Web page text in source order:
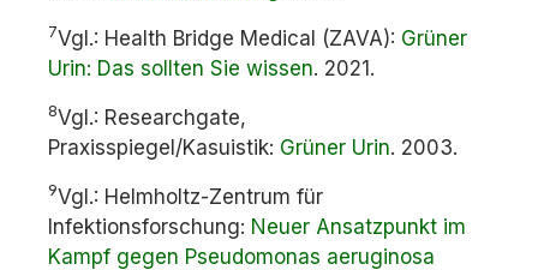
7Vgl.: Health Bridge Medical (ZAVA): Grüner
Urin: Das sollten Sie wissen. 2021.
8Vgl.: Researchgate,
Praxisspiegel/Kasuistik: Grüner Urin. 2003.
9Vgl.: Helmholtz-Zentrum für
Infektionsforschung: Neuer Ansatzpunkt im
Kampf gegen Pseudomonas aeruginosa